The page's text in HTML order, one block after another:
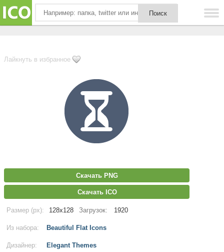
Лайкнуть в избранное
Скачать PNG
Скачать ICO
Размер (px): 128x128 Загрузок: 1920
Из набора: Beautiful Flat Icons
Дизайнер: Elegant Themes